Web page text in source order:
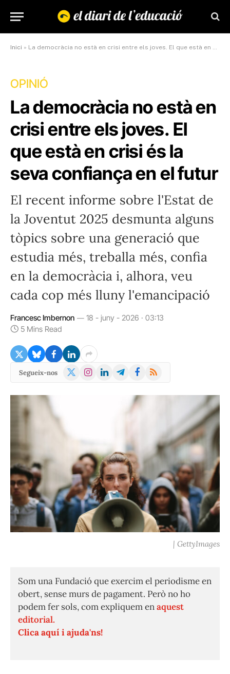
Inici » La democràcia no està en crisi entre els joves. El que està en crisi és la seva confiança en el futur
OPINIÓ
La democràcia no està en
crisi entre els joves. El
que està en crisi és la
seva confiança en el futur
El recent informe sobre l'Estat de
la Joventut 2025 desmunta alguns
tòpics sobre una generació que
estudia més, treballa més, confia
en la democràcia i, alhora, veu
cada cop més lluny l'emancipació
Francesc Imbernon
18 - juny - 2026 · 03:13
5 Mins Read
Segueix-nos
X
Instagram
LinkedInTelegramFacebook
RSS
| GettyImages
Som una Fundació que exercim el periodisme en
obert, sense murs de pagament. Però no ho
podem fer sols, com expliquem enaquest
editorial.
Clica aquí i ajuda'ns!